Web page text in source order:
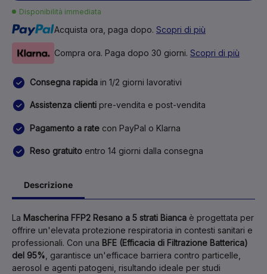
Disponibilità immediata
Acquista ora, paga dopo. Scopri di più
Compra ora. Paga dopo 30 giorni. Scopri di più
Consegna rapida in 1/2 giorni lavorativi
Assistenza clienti pre-vendita e post-vendita
Pagamento a rate con PayPal o Klarna
Reso gratuito entro 14 giorni dalla consegna
Descrizione
La Mascherina FFP2 Resano a 5 strati Bianca è progettata per
offrire un'elevata protezione respiratoria in contesti sanitari e
professionali. Con una BFE (Efficacia di Filtrazione Batterica)
del 95% , garantisce un'efficace barriera contro particelle,
aerosol e agenti patogeni, risultando ideale per studi